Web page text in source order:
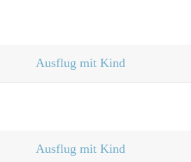
Ausflug mit Kind
Ausflug mit Kind